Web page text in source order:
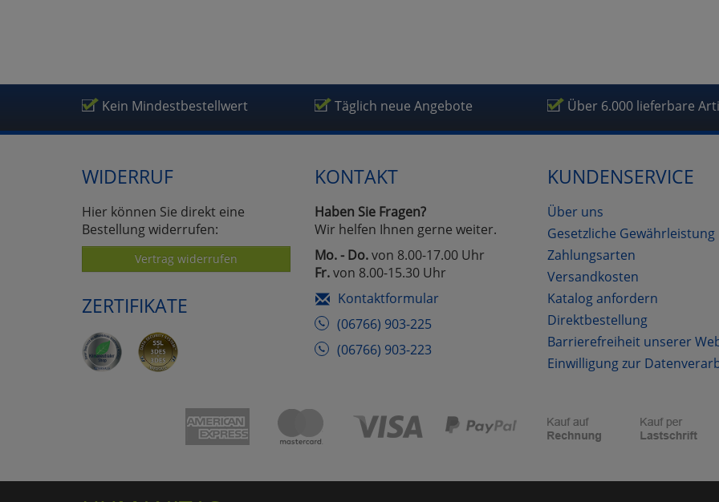
Kein Mindestbestellwert Täglich neue Angebote Über 6.000 lieferbare
WIDERRUF
Hier können Sie direkt eine
Bestellung widerrufen:
Vertrag widerrufen
ZERTIFIKATE
KONTAKT
Haben Sie Fragen?
Wir helfen Ihnen gerne weiter.
Mo. - Do.von 8.00-17.00 Uhr
Fr.von 8.00-15.30 Uhr
Kontaktformular
(06766) 903-225
(06766) 903-223
KUNDENSERVICE
Über uns
Gesetzliche Gewährleistung
Zahlungsarten
Versandkosten
Katalog anfordern
Direktbestellung
Barrierefreiheit unserer
Einwilligung zur
Cookies
Alle Akzeptieren Cookies
Einstellungen speichern
zurückzu Haupptseite Zustimmung